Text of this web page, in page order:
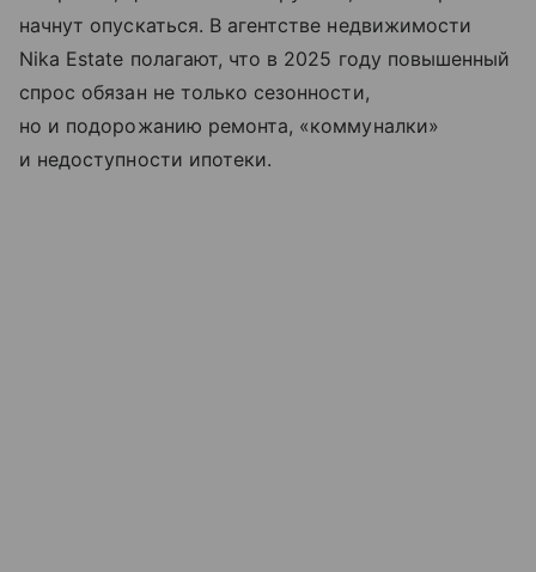
начнут опускаться. В агентстве недвижимости
Nika Estate полагают, что в 2025 году повышенный
спрос обязан не только сезонности,
но и подорожанию ремонта, «коммуналки»
и недоступности ипотеки.